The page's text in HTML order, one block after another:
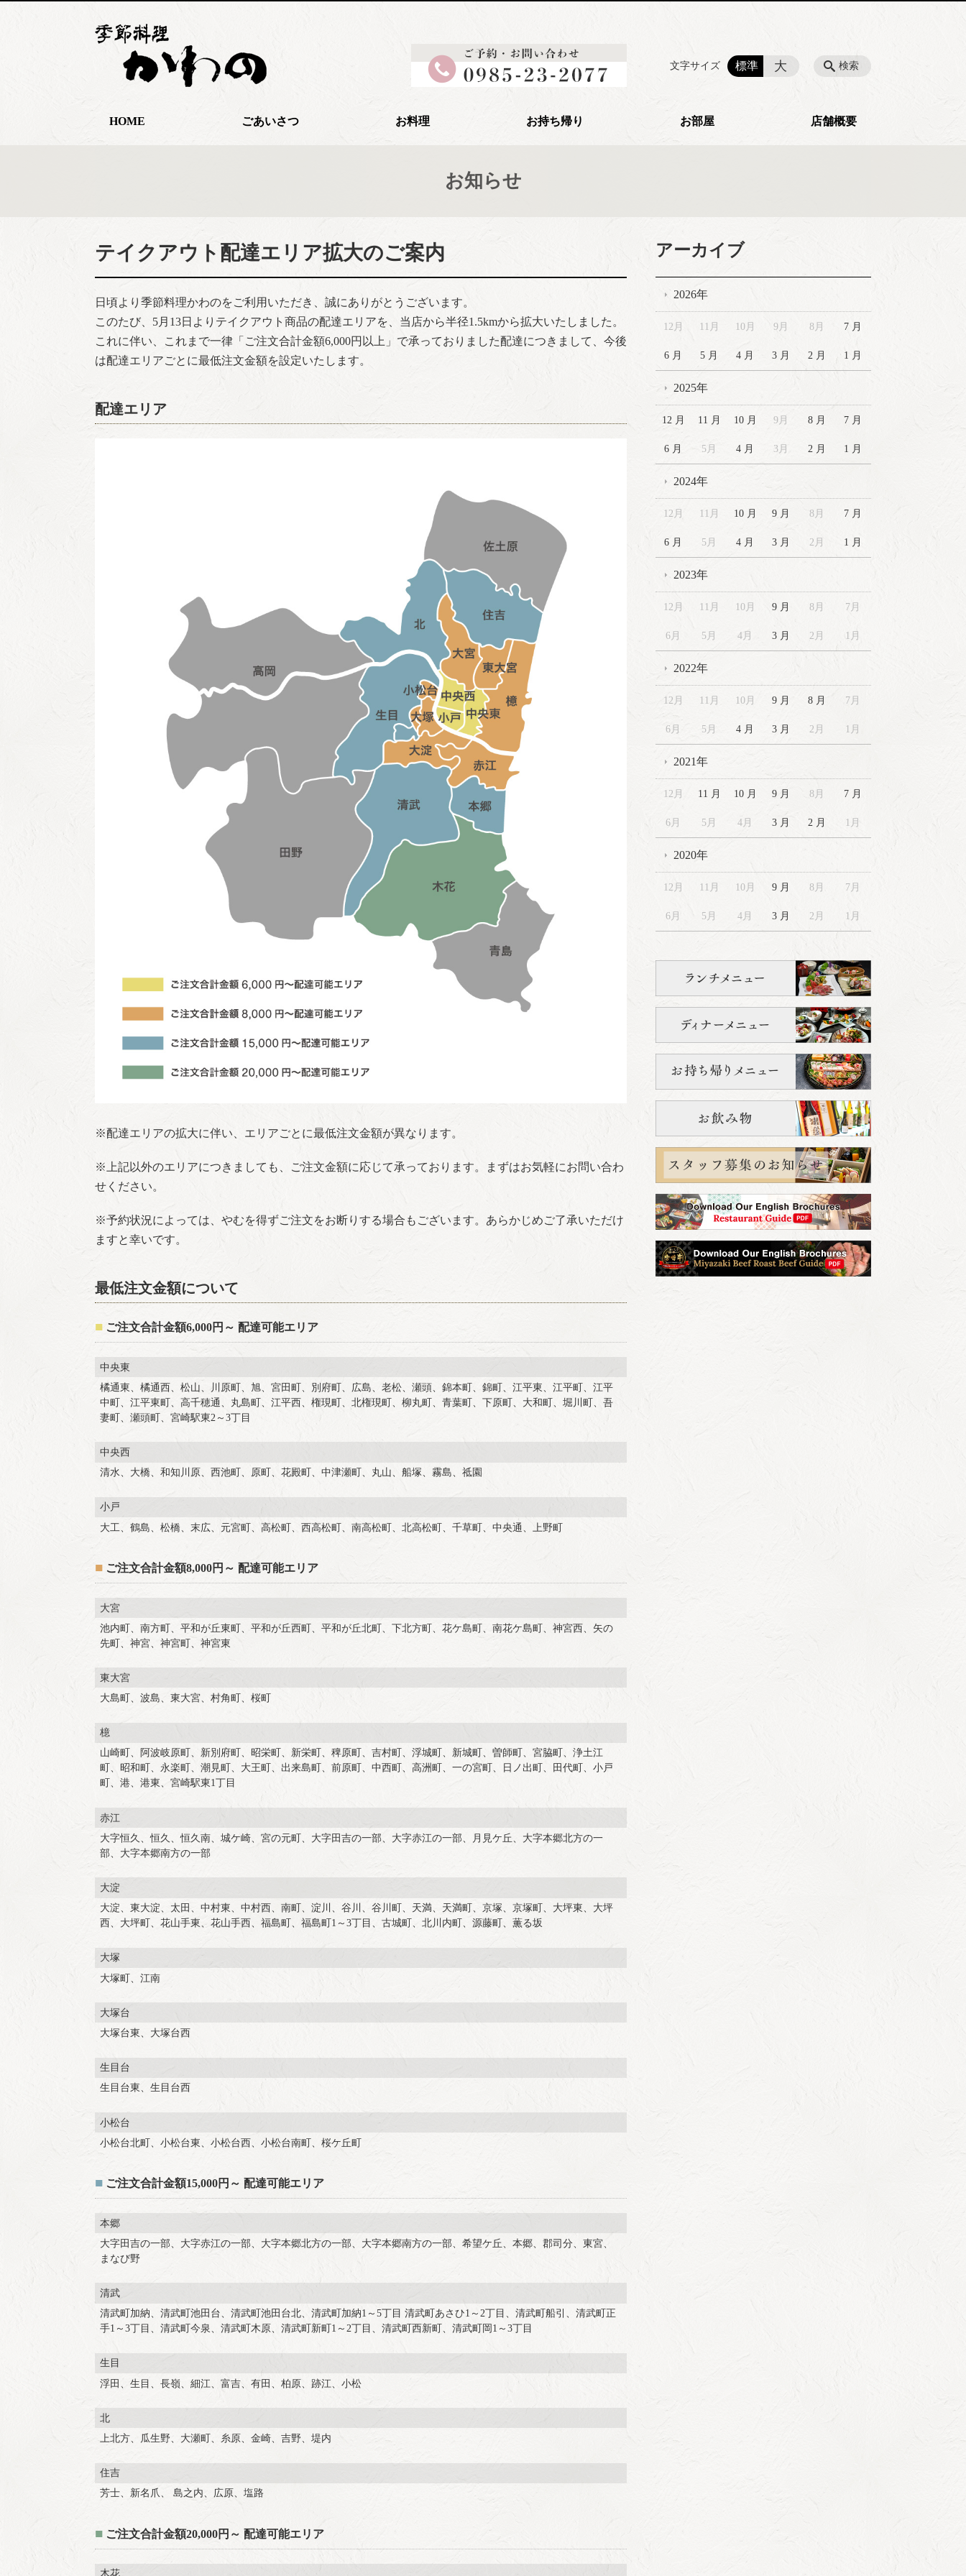
HOME ごあいさつ お料理 お持ち帰り お部屋 店舗概要
検索
文字サイズ 標準 大
お知らせ
テイクアウト配達エリア拡大のご案内
日頃より季節料理かわのをご利用いただき、誠にありがとうございます。
このたび、5月13日よりテイクアウト商品の配達エリアを、当店から半径1.5kmから拡大いたしました。
これに伴い、これまで一律「ご注文合計金額6,000円以上」で承っておりました配達につきまして、今後
は配達エリアごとに最低注文金額を設定いたします。
配達エリア
※配達エリアの拡大に伴い、エリアごとに最低注文金額が異なります。
※上記以外のエリアにつきましても、ご注文金額に応じて承っております。まずはお気軽にお問い合わ
せください。
※予約状況によっては、やむを得ずご注文をお断りする場合もございます。あらかじめご了承いただけ
ますと幸いです。
最低注文金額について
■ ご注文合計金額6,000円～ 配達可能エリア
中央東
橘通東、橘通西、松山、川原町、旭、宮田町、別府町、広島、老松、瀬頭、錦本町、錦町、江平東、江平町、江平
中町、江平東町、高千穂通、丸島町、江平西、権現町、北権現町、柳丸町、青葉町、下原町、大和町、堀川町、吾
妻町、瀬頭町、宮崎駅東2～3丁目
中央西
清水、大橋、和知川原、西池町、原町、花殿町、中津瀬町、丸山、船塚、霧島、祗園
小戸
大工、鶴島、松橋、末広、元宮町、高松町、西高松町、南高松町、北高松町、千草町、中央通、上野町
■ ご注文合計金額8,000円～ 配達可能エリア
大宮
池内町、南方町、平和が丘東町、平和が丘西町、平和が丘北町、下北方町、花ケ島町、南花ケ島町、神宮西、矢の
先町、神宮、神宮町、神宮東
東大宮
大島町、波島、東大宮、村角町、桜町
檍
山崎町、阿波岐原町、新別府町、昭栄町、新栄町、稗原町、吉村町、浮城町、新城町、曽師町、宮脇町、浄土江
町、昭和町、永楽町、潮見町、大王町、出来島町、前原町、中西町、高洲町、一の宮町、日ノ出町、田代町、小戸
町、港、港東、宮崎駅東1丁目
赤江
大字恒久、恒久、恒久南、城ケ崎、宮の元町、大字田吉の一部、大字赤江の一部、月見ケ丘、大字本郷北方の一
部、大字本郷南方の一部
大淀
大淀、東大淀、太田、中村東、中村西、南町、淀川、谷川、谷川町、天満、天満町、京塚、京塚町、大坪東、大坪
西、大坪町、花山手東、花山手西、福島町、福島町1～3丁目、古城町、北川内町、源藤町、薫る坂
大塚
大塚町、江南
大塚台
大塚台東、大塚台西
生目台
生目台東、生目台西
小松台
小松台北町、小松台東、小松台西、小松台南町、桜ケ丘町
■ ご注文合計金額15,000円～ 配達可能エリア
本郷
大字田吉の一部、大字赤江の一部、大字本郷北方の一部、大字本郷南方の一部、希望ケ丘、本郷、郡司分、東宮、
まなび野
清武
清武町加納、清武町池田台、清武町池田台北、清武町加納1～5丁目 清武町あさひ1～2丁目、清武町船引、清武町正
手1～3丁目、清武町今泉、清武町木原、清武町新町1～2丁目、清武町西新町、清武町岡1～3丁目
生目
浮田、生目、長嶺、細江、富吉、有田、柏原、跡江、小松
北
上北方、瓜生野、大瀬町、糸原、金崎、吉野、堤内
住吉
芳士、新名爪、 島之内、広原、塩路
■ ご注文合計金額20,000円～ 配達可能エリア
木花
アーカイブ
2026年
12月 11月 10月 9月 8月 7 月
6 月 5 月 4 月 3 月 2 月 1 月
2025年
12 月 11 月 10 月 9月 8 月 7 月
6 月 5月 4 月 3月 2 月 1 月
2024年
12月 11月 10 月 9 月 8月 7 月
6 月 5月 4 月 3 月 2月 1 月
2023年
12月 11月 10月 9 月 8月 7月
6月 5月 4月 3 月 2月 1月
2022年
12月 11月 10月 9 月 8 月 7月
6月 5月 4 月 3 月 2月 1月
2021年
12月 11 月 10 月 9 月 8月 7 月
6月 5月 4月 3 月 2 月 1月
2020年
12月 11月 10月 9 月 8月 7月
6月 5月 4月 3 月 2月 1月